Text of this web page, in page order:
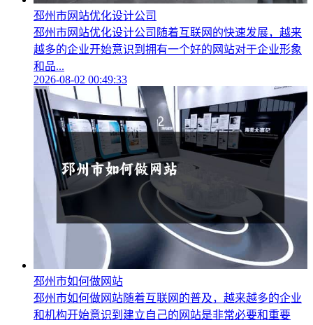
邳州市网站优化设计公司
邳州市网站优化设计公司随着互联网的快速发展，越来
越多的企业开始意识到拥有一个好的网站对于企业形象
和品...
2026-08-02 00:49:33
邳州市如何做网站
邳州市如何做网站随着互联网的普及，越来越多的企业
和机构开始意识到建立自己的网站是非常必要和重要